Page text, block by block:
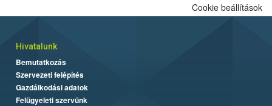
Cookie beállítások
Hivatalunk
Bemutatkozás
Szervezeti felépítés
Gazdálkodási adatok
Felügyeleti szervünk